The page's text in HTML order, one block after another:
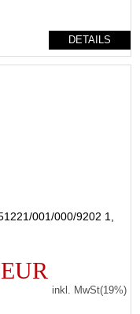
DETAILS
001/000/9202 1,
inkl. MwSt(19%)